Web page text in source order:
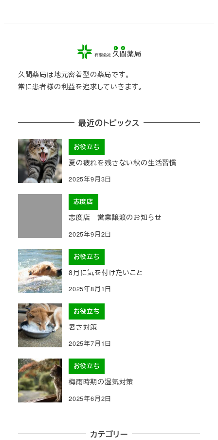
久間薬局は地元密着型の薬局です。
常に患者様の利益を追求していきます。
最近のトピックス
お役立ち
夏の疲れを残さない秋の生活習慣
2025年9月3日
志度店
志度店 営業譲渡のお知らせ
2025年9月2日
お役立ち
8月に気を付けたいこと
2025年8月1日
お役立ち
暑さ対策
2025年7月1日
お役立ち
梅雨時期の湿気対策
2025年6月2日
カテゴリー